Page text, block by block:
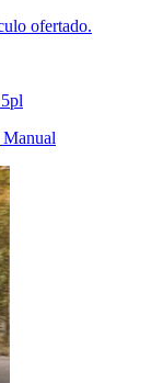
ofertado.